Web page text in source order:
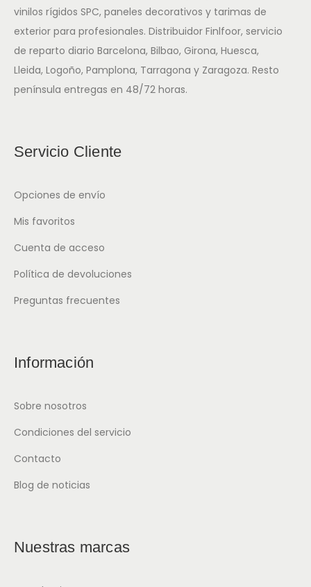
vinilos rígidos SPC, paneles decorativos y tarimas de
exterior para profesionales. Distribuidor Finlfoor, servicio
de reparto diario Barcelona, Bilbao, Girona, Huesca,
Lleida, Logoño, Pamplona, Tarragona y Zaragoza. Resto
península entregas en 48/72 horas.
Servicio Cliente
Opciones de envío
Mis favoritos
Cuenta de acceso
Política de devoluciones
Preguntas frecuentes
Información
Sobre nosotros
Condiciones del servicio
Contacto
Blog de noticias
Nuestras marcas